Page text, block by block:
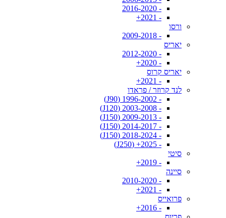
- 2016-2020
- 2021+
ורסו
- 2009-2018
יאריס
- 2012-2020
- 2020+
יאריס קרוס
- 2021+
לנד קרוזר / פראדו
- 1996-2002 (J90)
- 2003-2008 (J120)
- 2009-2013 (J150)
- 2014-2017 (J150)
- 2018-2024 (J150)
- 2025+ (J250)
סיטי
- 2019+
סיינה
- 2010-2020
- 2021+
פרואייס
- 2016+